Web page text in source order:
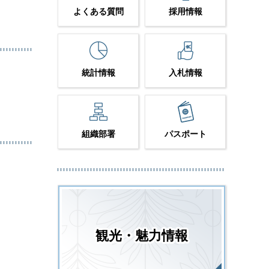
よくある質問 採用情報
統計情報 入札情報
組織部署 パスポート
観光・魅力情報